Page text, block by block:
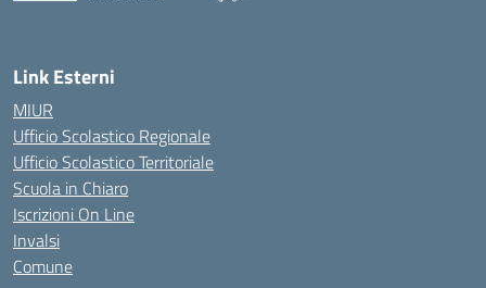
Link Esterni
MIUR
Ufficio Scolastico Regionale
Ufficio Scolastico Territoriale
Scuola in Chiaro
Iscrizioni On Line
Invalsi
Comune